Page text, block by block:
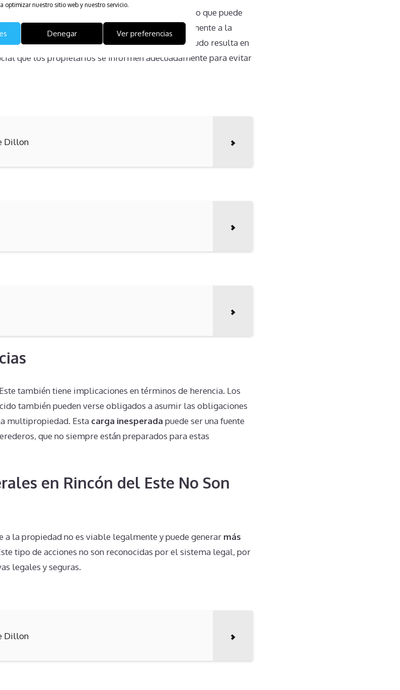
optimizar nuestro sitio web y nuestro servicio.
Denegar Ver preferencias
completamente sus derechos y obligaciones, lo que puede
Algunas personas intentan renunciar unilateralmente a la
de terceros no autorizados, lo que a menudo resulta en
que los propietarios se informen adecuadamente para evitar
Dillon
también tiene implicaciones en términos de herencia. Los
también pueden verse obligados a asumir las obligaciones
multipropiedad. Esta carga inesperada puede ser una fuente
que no siempre están preparados para estas
en Rincón del Este No Son
la propiedad no es viable legalmente y puede generar más
tipo de acciones no son reconocidas por el sistema legal, por
legales y seguras.
Dillon